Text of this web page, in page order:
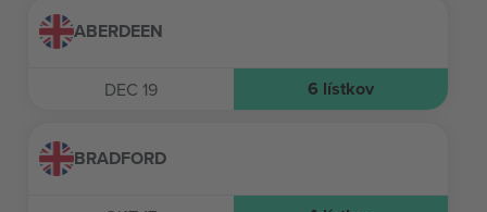
ABERDEEN
DEC 19 6 lístkov
BRADFORD